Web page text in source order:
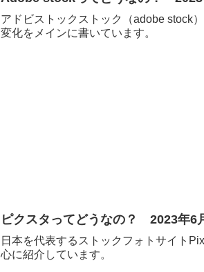
アドビストックストック（adobe stock
変化をメインに書いています。
ピクスタってどうなの？ 2023年6
日本を代表するストックフォトサイト
心に紹介しています。